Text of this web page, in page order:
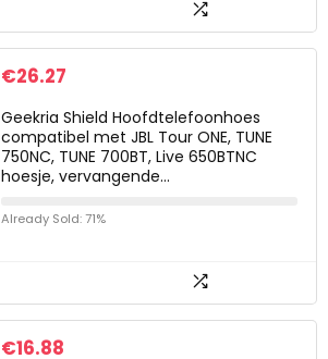
€26.27
Geekria Shield Hoofdtelefoonhoes
compatibel met JBL Tour ONE, TUNE
750NC, TUNE 700BT, Live 650BTNC
hoesje, vervangende…
Already Sold: 71%
€16.88